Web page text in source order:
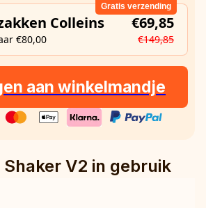
Gratis verzending
Colleins
€80,00
€69,85
€149,85
aan winkelmandje
Shaker V2 in gebruik